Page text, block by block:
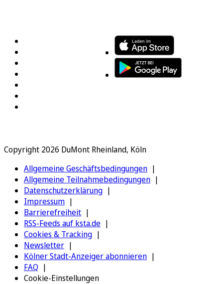
Copyright 2026 DuMont Rheinland, Köln
Allgemeine Geschäftsbedingungen
Allgemeine Teilnahmebedingungen
Datenschutzerklärung
Impressum
Barrierefreiheit
RSS-Feeds auf ksta.de
Cookies & Tracking
Newsletter
Kölner Stadt-Anzeiger abonnieren
FAQ
Cookie-Einstellungen